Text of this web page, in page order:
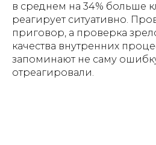
в среднем на 34% больше
реагирует ситуативно.
приговор, а проверка
качества внутренних
запоминают не саму
отреагировали.